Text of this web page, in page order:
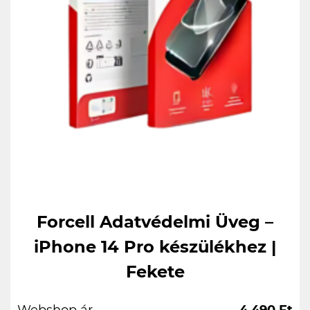
Forcell Adatvédelmi Üveg –
iPhone 14 Pro készülékhez |
Fekete